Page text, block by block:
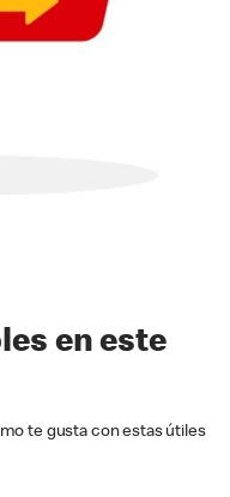
en este
te gusta con estas útiles